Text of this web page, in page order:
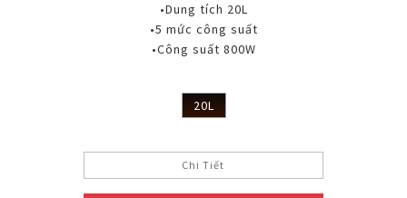
•Dung tích 20L
•5 mức công suất
•Công suất 800W
20L
Chi Tiết